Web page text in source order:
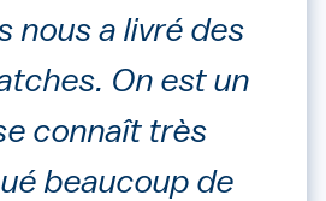
nous a livré des
On est un
connaît très
beaucoup de